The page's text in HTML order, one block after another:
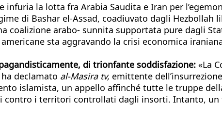
infuria la lotta fra Arabia Saudita e Iran per
di Bashar el-Assad, coadiuvato dagli Hezbollah
arabo- sunnita supportata pure dagli
sta aggravando la crisi economica
di trionfante soddisfazione: «La
declamato al-Masira tv, emittente
islamista, un appello affinché tutte le truppe
contro i territori controllati dagli insorti. Intanto,